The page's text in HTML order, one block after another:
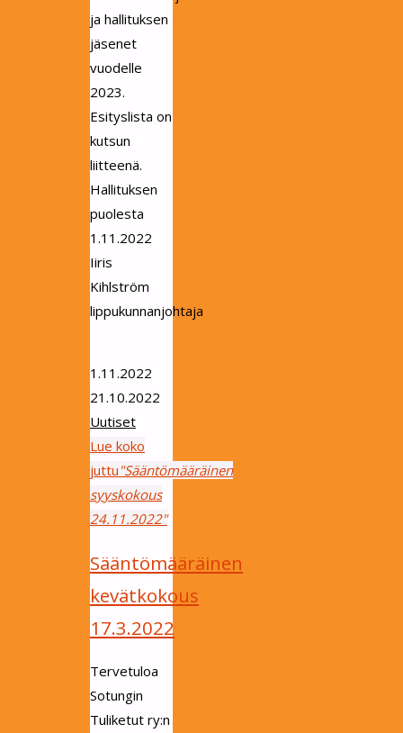
ja hallituksen
jäsenet
vuodelle
2023.
Esityslista on
kutsun
liitteenä.
Hallituksen
puolesta
1.11.2022
Iiris
Kihlström
lippukunnanjohtaja
1.11.2022
21.10.2022
Uutiset
Lue koko
juttu "Sääntömääräinen
syyskokous
24.11.2022"
Sääntömääräinen
kevätkokous
17.3.2022
Tervetuloa
Sotungin
Tuliketut ry:n